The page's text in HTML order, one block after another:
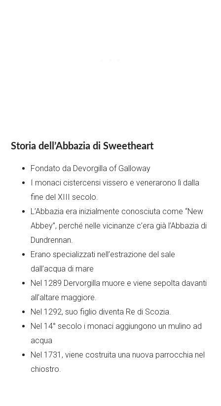
Storia dell’Abbazia di Sweetheart
Fondato da Devorgilla of Galloway
I monaci cistercensi vissero e venerarono lì dalla
fine del XIII secolo.
L’Abbazia era inizialmente conosciuta come “New
Abbey”, perché nelle vicinanze c’era già l’Abbazia di
Dundrennan.
Erano specializzati nell’estrazione del sale
dall’acqua di mare
Nel 1289 Dervorgilla muore e viene sepolta davanti
all’altare maggiore.
Nel 1292, suo figlio diventa Re di Scozia.
Nel 14° secolo i monaci aggiungono un mulino ad
acqua
Nel 1731, viene costruita una nuova parrocchia nel
chiostro.